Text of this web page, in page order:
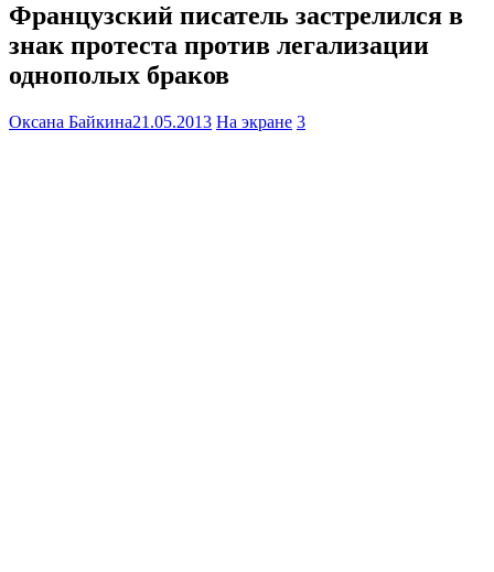
Французский писатель застрелился в
знак протеста против легализации
однополых браков
Оксана Байкина21.05.2013 На экране 3